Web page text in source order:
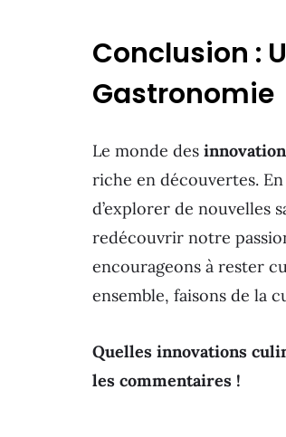
Conclusion :
Gastronomie
Le monde des
riche en découvertes.
d’explorer de nouvelles
redécouvrir notre
encourageons à rester
ensemble, faisons de la
Quelles innovations
les commentaires !